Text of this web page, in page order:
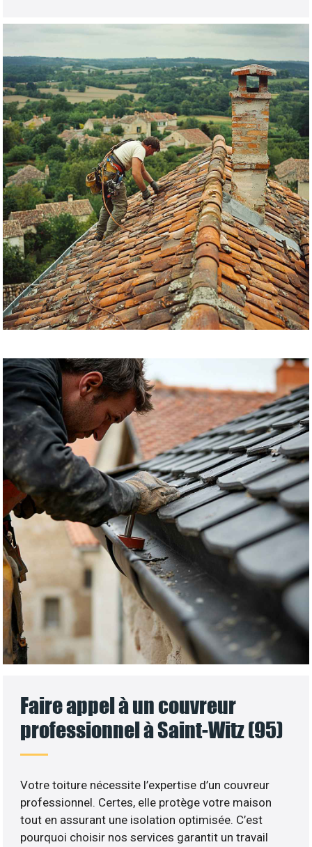
Faire appel à un couvreur
professionnel à Saint-Witz (95)
Votre toiture nécessite l’expertise d’un couvreur
professionnel. Certes, elle protège votre maison
tout en assurant une isolation optimisée. C’est
pourquoi choisir nos services garantit un travail